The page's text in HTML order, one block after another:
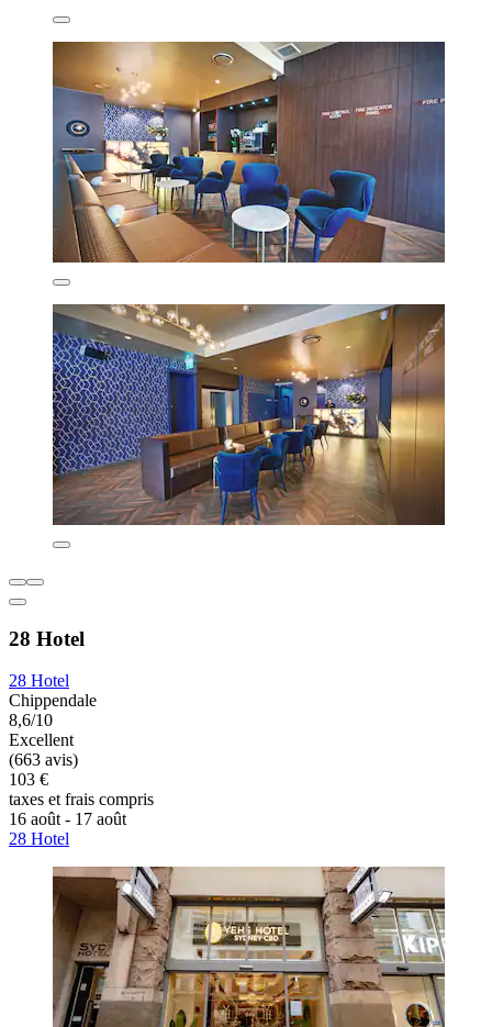
28 Hotel
28 Hotel
Chippendale
8,6/10
Excellent
(663 avis)
103 €
taxes et frais compris
16 août - 17 août
28 Hotel